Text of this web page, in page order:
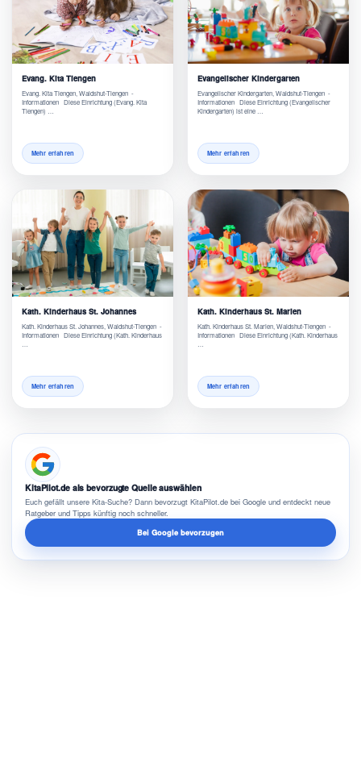
Evang. Kita Tiengen
Evang. Kita Tiengen, Waldshut-Tiengen -
Informationen Diese Einrichtung (Evang. Kita
Tiengen) …
Mehr erfahren
Evangelischer Kindergarten
Evangelischer Kindergarten, Waldshut-Tiengen -
Informationen Diese Einrichtung (Evangelischer
Kindergarten) ist eine …
Mehr erfahren
Kath. Kinderhaus St. Johannes
Kath. Kinderhaus St. Johannes, Waldshut-Tiengen -
Informationen Diese Einrichtung (Kath. Kinderhaus
Mehr erfahren
Kath. Kinderhaus St. Marien
Kath. Kinderhaus St. Marien, Waldshut-Tiengen -
Informationen Diese Einrichtung (Kath. Kinderhaus
Mehr erfahren
KitaPilot.de als bevorzugte Quelle auswählen
Euch gefällt unsere Kita-Suche? Dann bevorzugt KitaPilot.de bei Google und entdeckt neue
Ratgeber und Tipps künftig noch schneller.
Bei Google bevorzugen